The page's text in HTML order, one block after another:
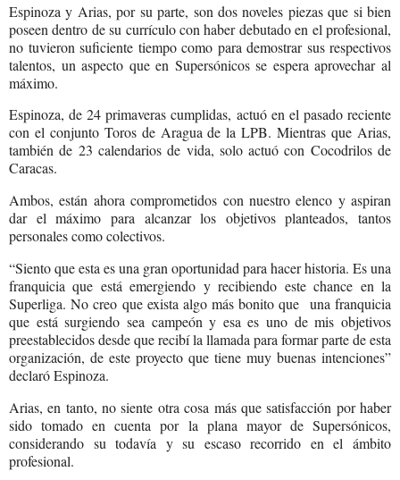
Espinoza y Arias, por su parte, son dos noveles piezas que si bien
poseen dentro de su currículo con haber debutado en el profesional,
no tuvieron suficiente tiempo como para demostrar sus respectivos
talentos, un aspecto que en Supersónicos se espera aprovechar al
máximo.
Espinoza, de 24 primaveras cumplidas, actuó en el pasado reciente
con el conjunto Toros de Aragua de la LPB. Mientras que Arias,
también de 23 calendarios de vida, solo actuó con Cocodrilos de
Caracas.
Ambos, están ahora comprometidos con nuestro elenco y aspiran
dar el máximo para alcanzar los objetivos planteados, tantos
personales como colectivos.
“Siento que esta es una gran oportunidad para hacer historia. Es una
franquicia que está emergiendo y recibiendo este chance en la
Superliga. No creo que exista algo más bonito que una franquicia
que está surgiendo sea campeón y esa es uno de mis objetivos
preestablecidos desde que recibí la llamada para formar parte de esta
organización, de este proyecto que tiene muy buenas intenciones”
declaró Espinoza.
Arias, en tanto, no siente otra cosa más que satisfacción por haber
sido tomado en cuenta por la plana mayor de Supersónicos,
considerando su todavía y su escaso recorrido en el ámbito
profesional.